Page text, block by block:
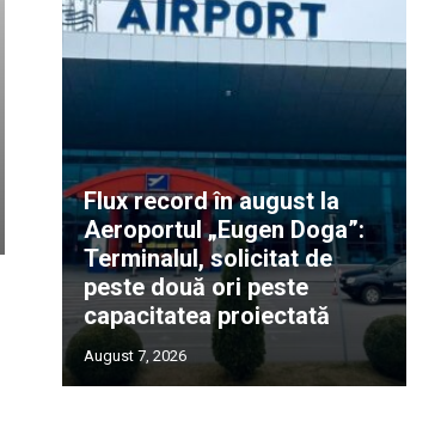
Flux record în august la
Aeroportul „Eugen Doga”:
Terminalul, solicitat de
peste două ori peste
capacitatea proiectată
August 7, 2026